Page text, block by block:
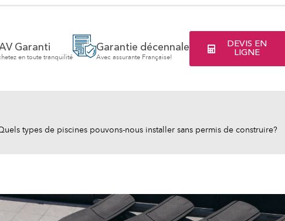
Garanti
en toute tranquilité
Garantie décennale
Avec assurante Française!
DEVIS EN
LIGNE
types de piscines pouvons-nous installer sans permis de construire?